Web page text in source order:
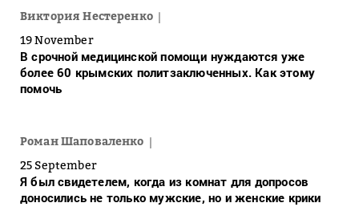
Виктория Нестеренко
19 November
В срочной медицинской помощи нуждаются уже
более 60 крымских политзаключенных. Как этому
помочь
Роман Шаповаленко
25 September
Я был свидетелем, когда из комнат для допросов
доносились не только мужские, но и женские крики